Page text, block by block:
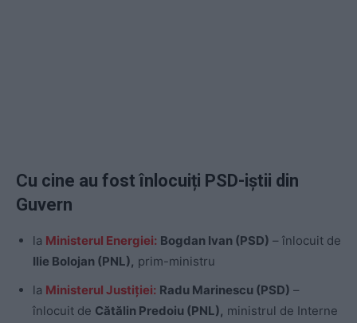
Cu cine au fost înlocuiți PSD-iștii din
Guvern
la Ministerul Energiei: Bogdan Ivan (PSD) – înlocuit de
Ilie Bolojan (PNL), prim-ministru
la Ministerul Justiției: Radu Marinescu (PSD) –
înlocuit de Cătălin Predoiu (PNL), ministrul de Interne